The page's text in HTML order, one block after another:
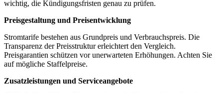
wichtig, die Kündigungsfristen genau zu prüfen.
Preisgestaltung und Preisentwicklung
Stromtarife bestehen aus Grundpreis und Verbrauchspreis. Die
Transparenz der Preisstruktur erleichtert den Vergleich.
Preisgarantien schützen vor unerwarteten Erhöhungen. Achten Sie
auf mögliche Staffelpreise.
Zusatzleistungen und Serviceangebote